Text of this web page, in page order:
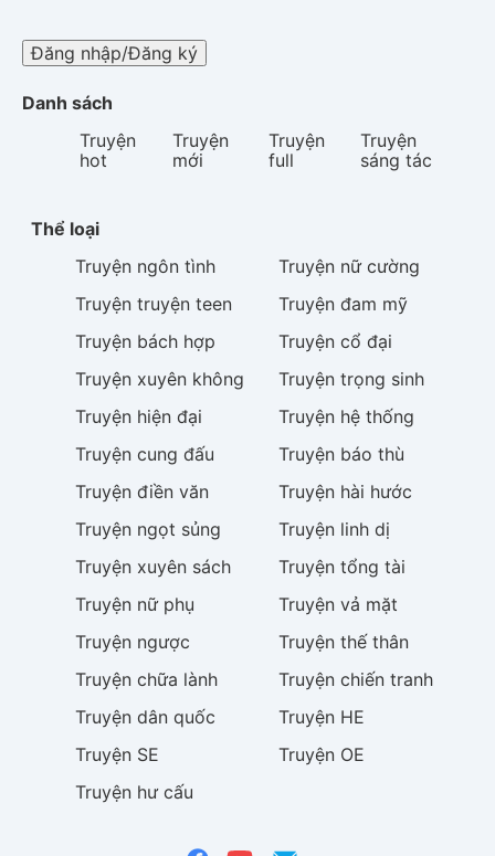
Đăng nhập/Đăng ký
Danh sách
Truyện
hot
Truyện
mới
Truyện
full
Truyện
sáng tác
Thể loại
Truyện ngôn tình Truyện nữ cường
Truyện truyện teen Truyện đam mỹ
Truyện bách hợp Truyện cổ đại
Truyện xuyên không Truyện trọng sinh
Truyện hiện đại Truyện hệ thống
Truyện cung đấu Truyện báo thù
Truyện điền văn Truyện hài hước
Truyện ngọt sủng Truyện linh dị
Truyện xuyên sách Truyện tổng tài
Truyện nữ phụ Truyện vả mặt
Truyện ngược Truyện thế thân
Truyện chữa lành Truyện chiến tranh
Truyện dân quốc Truyện HE
Truyện SE Truyện OE
Truyện hư cấu